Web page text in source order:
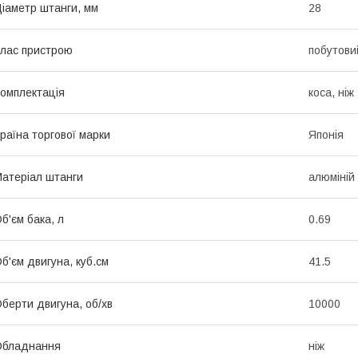
штанги, мм 28
пристрою
коса, ніж
торгової марки Японія
штанги алюміній
бака, л 0.69
двигуна, куб.см 41.5
двигуна, об/хв 10000
ніж